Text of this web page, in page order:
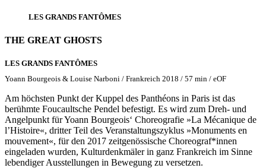
LES GRANDS FANTÔMES
THE GREAT GHOSTS
LES GRANDS FANTÔMES
Yoann Bourgeois & Louise Narboni / Frankreich 2018 / 57 min / eOF
Am höchsten Punkt der Kuppel des Panthéons in Paris ist das
berühmte Foucaultsche Pendel befestigt. Es wird zum Dreh- und
Angelpunkt für Yoann Bourgeois‘ Choreografie »La Mécanique de
l’Histoire«, dritter Teil des Veranstaltungszyklus »Monuments en
mouvement«, für den 2017 zeitgenössische Choreograf*innen
eingeladen wurden, Kulturdenkmäler in ganz Frankreich im Sinne
lebendiger Ausstellungen in Bewegung zu versetzen.